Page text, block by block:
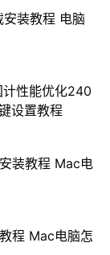
装教程 电脑
计性能优化240
设置教程
装教程 Mac电
程 Mac电脑怎